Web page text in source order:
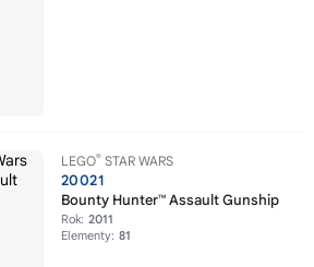
LEGO® STAR WARS
20021
Bounty Hunter™ Assault Gunship
Rok: 2011
Elementy: 81